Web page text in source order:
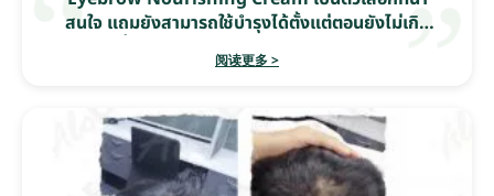
สนใจ แถมยังสามารถใช้บำรุงได้ตั้งแต่ตอนยังไม่เกิด
ปัญหาเพื่อช่วยดูแลให้รากผมแข็งแรง ลดโอกาสเกิด
การขาดร่วงในอนาคตไปอี๊ก!
阅读更多 >